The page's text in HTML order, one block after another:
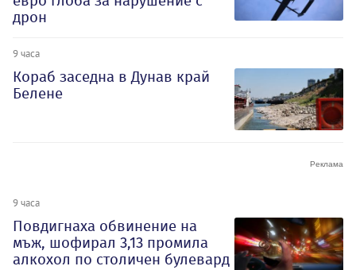
дрон
9 часа
Кораб заседна в Дунав край
Белене
9 часа
Повдигнаха обвинение на
мъж, шофирал 3,13 промила
алкохол по столичен булевард